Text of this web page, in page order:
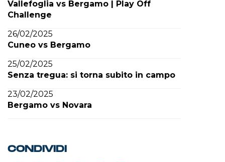
Vallefoglia vs Bergamo | Play Off
Challenge
26/02/2025
Cuneo vs Bergamo
25/02/2025
Senza tregua: si torna subito in campo
23/02/2025
Bergamo vs Novara
CONDIVIDI